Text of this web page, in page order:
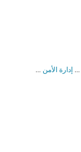
... إدارة الأمن ...